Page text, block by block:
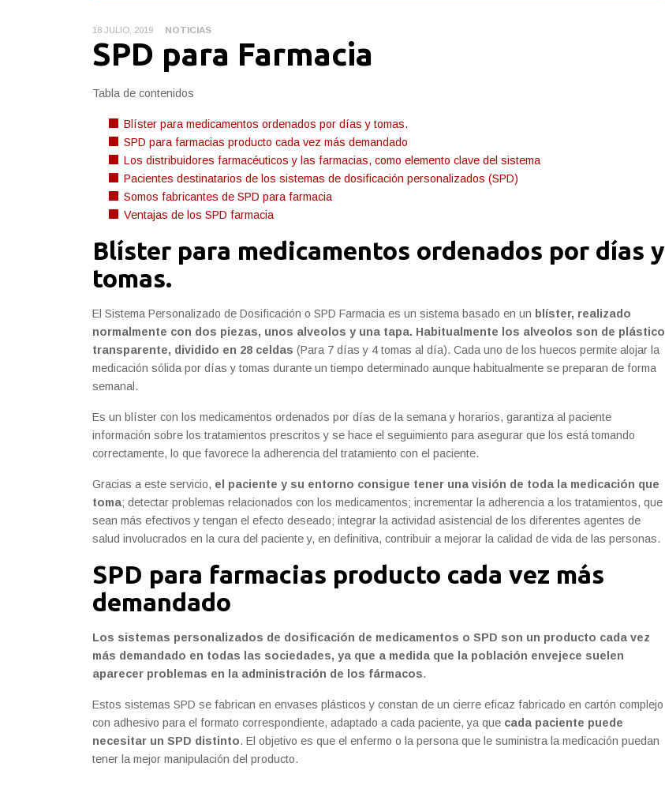
18 JULIO, 2019 NOTICIAS
SPD para Farmacia
Tabla de contenidos
Blíster para medicamentos ordenados por días y tomas.
SPD para farmacias producto cada vez más demandado
Los distribuidores farmacéuticos y las farmacias, como elemento clave del sistema
Pacientes destinatarios de los sistemas de dosificación personalizados (SPD)
Somos fabricantes de SPD para farmacia
Ventajas de los SPD farmacia
Blíster para medicamentos ordenados por días y
tomas.
El Sistema Personalizado de Dosificación o SPD Farmacia es un sistema basado en un blíster, realizado
normalmente con dos piezas, unos alveolos y una tapa. Habitualmente los alveolos son de plástico
transparente, dividido en 28 celdas (Para 7 días y 4 tomas al día). Cada uno de los huecos permite alojar la
medicación sólida por días y tomas durante un tiempo determinado aunque habitualmente se preparan de forma
semanal.
Es un blíster con los medicamentos ordenados por días de la semana y horarios, garantiza al paciente
información sobre los tratamientos prescritos y se hace el seguimiento para asegurar que los está tomando
correctamente, lo que favorece la adherencia del tratamiento con el paciente.
Gracias a este servicio, el paciente y su entorno consigue tener una visión de toda la medicación que
toma; detectar problemas relacionados con los medicamentos; incrementar la adherencia a los tratamientos, que
sean más efectivos y tengan el efecto deseado; integrar la actividad asistencial de los diferentes agentes de
salud involucrados en la cura del paciente y, en definitiva, contribuir a mejorar la calidad de vida de las personas.
SPD para farmacias producto cada vez más
demandado
Los sistemas personalizados de dosificación de medicamentos o SPD son un producto cada vez
más demandado en todas las sociedades, ya que a medida que la población envejece suelen
aparecer problemas en la administración de los fármacos.
Estos sistemas SPD se fabrican en envases plásticos y constan de un cierre eficaz fabricado en cartón complejo
con adhesivo para el formato correspondiente, adaptado a cada paciente, ya que cada paciente puede
necesitar un SPD distinto. El objetivo es que el enfermo o la persona que le suministra la medicación puedan
tener la mejor manipulación del producto.